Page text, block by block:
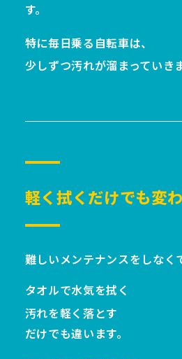
す。
特に毎日乗る自転車は、
少しずつ汚れが溜まっていきま
軽く拭くだけでも変
難しいメンテナンスをしなく
タオルで水気を拭く
汚れを軽く落とす
だけでも違います。